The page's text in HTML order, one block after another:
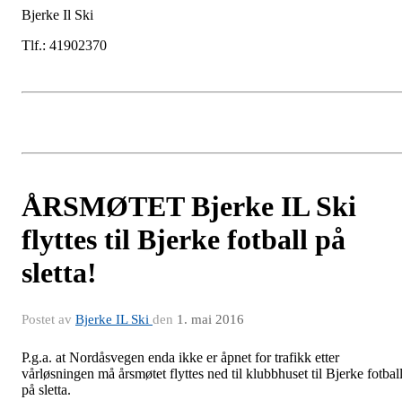
Bjerke Il Ski
Tlf.: 41902370
ÅRSMØTET Bjerke IL Ski
flyttes til Bjerke fotball på
sletta!
Postet av Bjerke IL Ski den 1. mai 2016
P.g.a. at Nordåsvegen enda ikke er åpnet for trafikk etter
vårløsningen må årsmøtet flyttes ned til klubbhuset til Bjerke fotball
på sletta.